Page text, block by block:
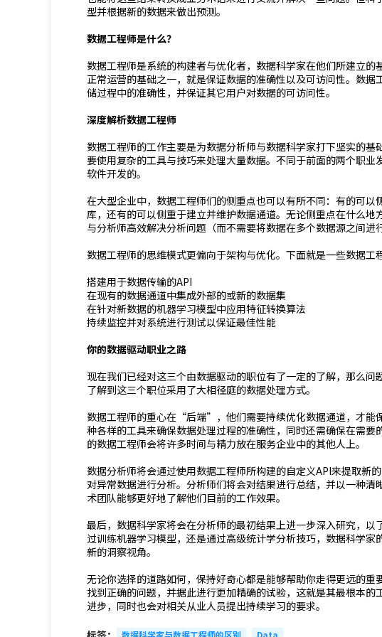
型并根据新的数据来做出预测。
数据工程师是什么？
数据工程师是系统的构建者与优化者，数据科学家在他们所建立
正常运营的基础之一，就是保证数据的准确性以及可访问性。数
储过程中的准确性，并保证其它用户对数据的可访问性。
深度解析数据工程师
数据工程师的工作主要是为数据分析师与数据科学家打下坚实的
要使用复杂的工具与技巧来处理大量数据。不同于前面的两个职
软件开发的。
在大型企业中，数据工程师们的侧重点也可以有所不同：有的可
库，还有的可以侧重于建立并维护数据通道。无论侧重点在什么
与分析师高效解决分析问题（而不需要将数据在多个数据源之间进
数据工程师的思维模式更偏向于架构与优化。下面就是一些数据工
搭建用于数据传输的API
在现有的数据通道中集成外部的或新的数据集
在针对新数据的机器学习模型中应用特征转换算法
持续监控并对系统进行测试以保证最佳性能
你的数据驱动职业之路
现在我们已经对这三个由数据驱动的职位有了一定的了解，那么
了解到这三个职位采用了大相径庭的数据处理方式。
数据工程师的重心在“后端”，他们需要持续优化数据通道，才能
种各样的工具来确保数据处理过程的准确性，同时还需确保在需
的数据工程师会将许多时间与精力放在服务企业中的其他人上。
数据分析师将会通过使用数据工程师所构建的自定义API来提取新
对异常数据进行分析。分析师们将会对结果进行总结，并以一种
术团队能够更好地了解他们目前的工作效果。
最后，数据科学家将会在分析师的最初结果上进一步深入研究，
过训练机器学习模型，还是通过高级统计学分析技巧，数据科学
新的洞察视角。
无论你选择的道路如何，保持好奇心都是能够帮助你走得更远的
找到正确的问题，并据此进行更加精确的试验，这就是其最根本
进步，同时也会对相关从业人员提出持续学习的要求。
数据科学家与数据工程师的区别 Data